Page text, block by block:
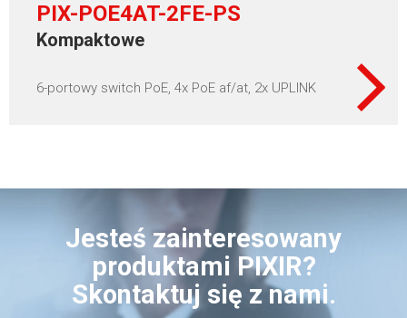
PIX-POE4AT-2FE-PS
Kompaktowe
6-portowy switch PoE, 4x PoE af/at, 2x UPLINK
Jesteś zainteresowany
produktami PIXIR?
Skontaktuj się z nami.